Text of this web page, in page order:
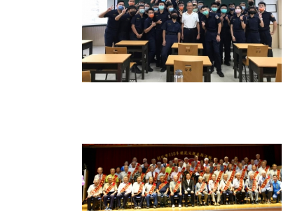
90+
858+
綜合新聞
81+
476+
社會